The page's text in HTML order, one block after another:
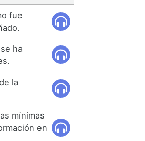
fue
ha
la
mínimas
en